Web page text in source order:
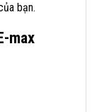
bạn.
max